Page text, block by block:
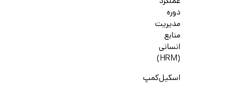
دوره
مدیریت
منابع
انسانی
(HRM)
اسکیل‌کمپ